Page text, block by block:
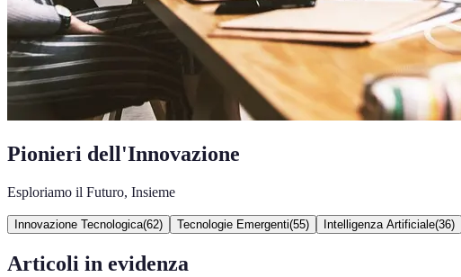
Pionieri dell'Innovazione
Esploriamo il Futuro, Insieme
Innovazione Tecnologica(62) Tecnologie Emergenti(55) Intelligenza Artificiale(36)
Articoli in evidenza